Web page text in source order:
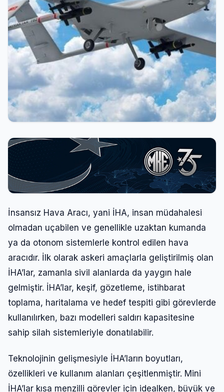
İnsansız Hava Aracı, yani İHA, insan müdahalesi
olmadan uçabilen ve genellikle uzaktan kumanda
ya da otonom sistemlerle kontrol edilen hava
aracıdır. İlk olarak askeri amaçlarla geliştirilmiş olan
İHA’lar, zamanla sivil alanlarda da yaygın hale
gelmiştir. İHA’lar, keşif, gözetleme, istihbarat
toplama, haritalama ve hedef tespiti gibi görevlerde
kullanılırken, bazı modelleri saldırı kapasitesine
sahip silah sistemleriyle donatılabilir.
Teknolojinin gelişmesiyle İHA’ların boyutları,
özellikleri ve kullanım alanları çeşitlenmiştir. Mini
İHA’lar kısa menzilli görevler için idealken, büyük ve